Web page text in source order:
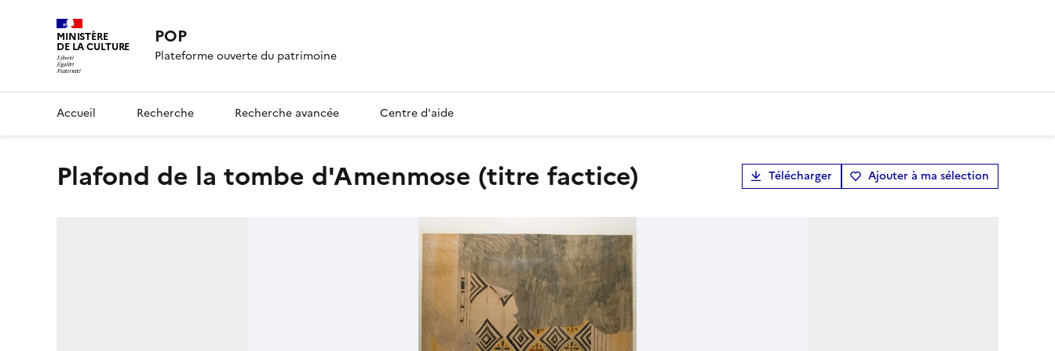
MINISTÈRE
DE LA CULTURE POP
Plateforme ouverte du patrimoine
Accueil Recherche Recherche avancée Centre d'aide
Plafond de la tombe d'Amenmose (titre factice) Télécharger Ajouter à ma sélection